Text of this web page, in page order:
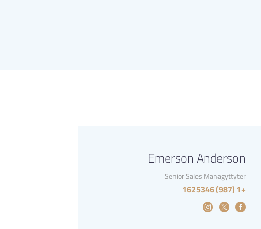
Emerson Anderson
Senior Sales Managyttyter
+1 (987) 1625346